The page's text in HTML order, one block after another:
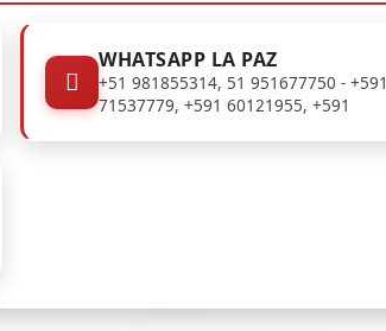
WHATSAPP LA PAZ
+51 981855314, 51 951677750 - +591
71537779, +591 60121955, +591